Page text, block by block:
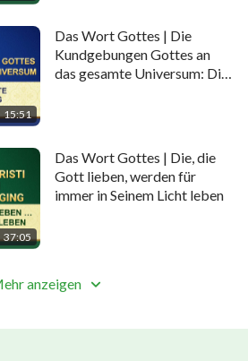
15:51
Das Wort Gottes | Die
Kundgebungen Gottes an
das gesamte Universum: Die
37:05
Das Wort Gottes | Die, die
Gott lieben, werden für
immer in Seinem Licht leben
anzeigen